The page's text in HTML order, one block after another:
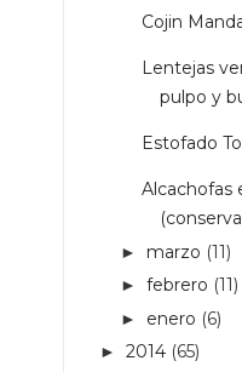
Cojin
Lentejas
pulpo y
Estofado
Alcachofas
► marzo (11)
► febrero (11)
► enero (6)
► 2014 (65)